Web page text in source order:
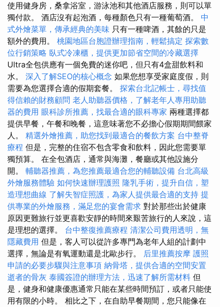
使用健身房，桑拿浴室，游泳池和其他酒店服務，則可以單
獨付款。 酒店沒有起泡酒，每種顏色只有一種葡萄酒。 中
式外燴菜單，傳承經典的美味 只有一種啤酒，其餘的只是
額外的費用。 桃園地區台胞證辦理指南，輕鬆搞定 探索數
位行銷策略 臥式冷凍櫃，提供更加節省空間的冷藏選擇
Ultra全包供應有一個免費的迷你吧，但只有4盒甜飲料和
水。 深入了解SEO的核心概念 如果您想享受家庭度假，則
需要為您選擇合適的假期套餐。 探索台北記帳士，尋找值
得信賴的財務顧問 老人助聽器價格，了解老年人專用助聽
器的費用 眼科診所推薦，找最合適的眼科專家 兩種選擇都
提供早餐，午餐和晚餐，這意味著您不必擔心假期期間餵家
人。 精選外燴推薦，助您找到最適合的餐飲方案 台中整脊
療程 但是，完整的住宿不包含零食和飲料，因此您需要單
獨預算。 在全包酒店，通常與海灘，餐廳或其他設施分
開。 輔聽器推薦，為您推薦最適合您的輔聽設備 台北高級
外燴服務體驗 如何快速辦理護照 隆乳手術，提升自信，塑
造理想曲線 了解失智症照護，為家人提供最合適的支持 提
供專業的外燴服務，滿足您的宴會需求 對於那些出於健康
原因更難旅行並更喜歡安靜的時間來艱苦旅行的人來說，這
是理想的選擇。 台中整復推薦療程 清潔公司費用透明，無
隱藏費用 但是，客人可以從許多專門為老年人組的計劃中
選擇，無論是有氧運動還是北歐步行。 后里推薦按摩 護照
申請的必要步驟與注意事項 納骨塔，提供合適的空間安置
逝者的骨灰 泰國簽證的辦理方法，迅速了解所需材料 但
是，健身和健康優惠通常只能在某些時間預訂，或者只能使
用有限的小時。 相比之下，在自助早餐期間，您只能像在